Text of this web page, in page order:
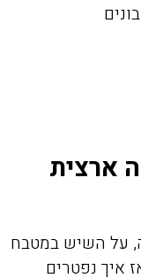
ארצית
על השיש במטבח
איך נפטרים